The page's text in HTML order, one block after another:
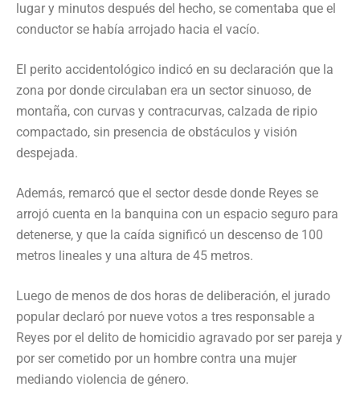
lugar y minutos después del hecho, se comentaba que el
conductor se había arrojado hacia el vacío.
El perito accidentológico indicó en su declaración que la
zona por donde circulaban era un sector sinuoso, de
montaña, con curvas y contracurvas, calzada de ripio
compactado, sin presencia de obstáculos y visión
despejada.
Además, remarcó que el sector desde donde Reyes se
arrojó cuenta en la banquina con un espacio seguro para
detenerse, y que la caída significó un descenso de 100
metros lineales y una altura de 45 metros.
Luego de menos de dos horas de deliberación, el jurado
popular declaró por nueve votos a tres responsable a
Reyes por el delito de homicidio agravado por ser pareja y
por ser cometido por un hombre contra una mujer
mediando violencia de género.